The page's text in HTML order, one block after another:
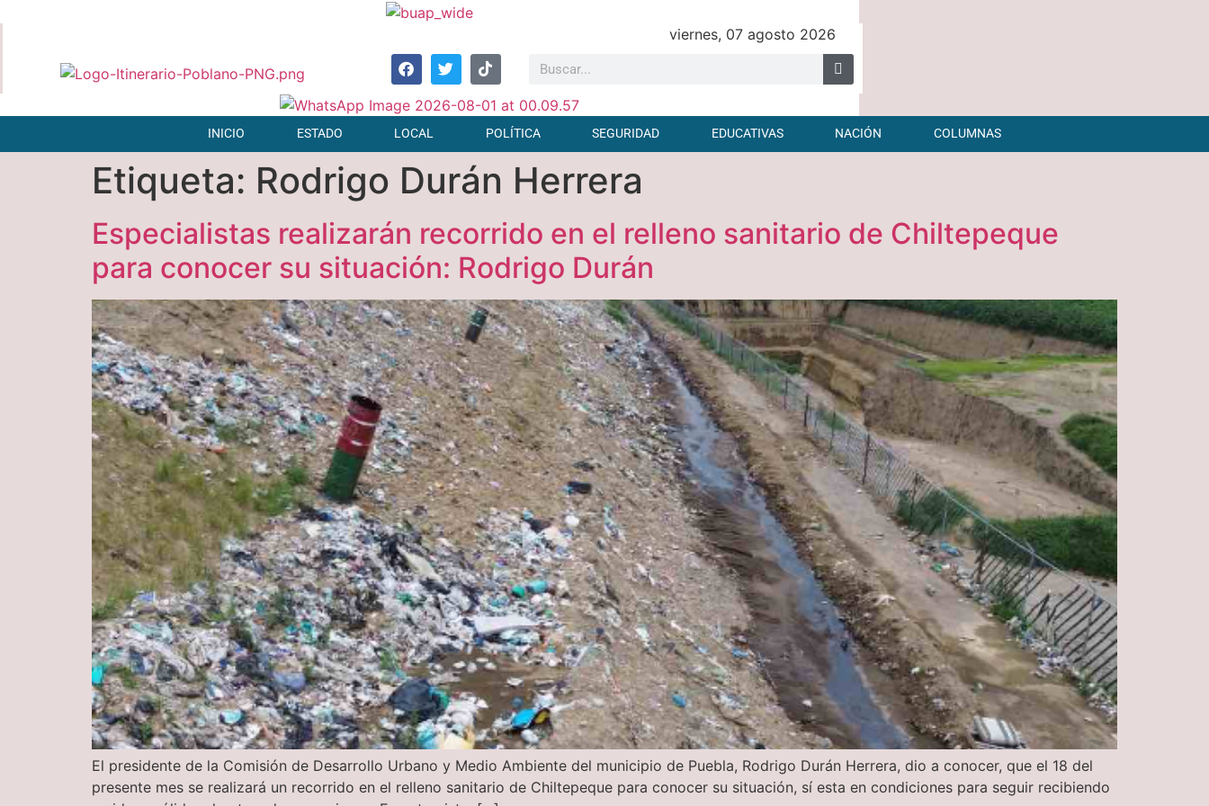
viernes, 07 agosto 2026
INICIO ESTADO LOCAL POLÍTICA SEGURIDAD EDUCATIVAS NACIÓN COLUMNAS
Etiqueta: Rodrigo Durán Herrera
Especialistas realizarán recorrido en el relleno sanitario de Chiltepeque
para conocer su situación: Rodrigo Durán
El presidente de la Comisión de Desarrollo Urbano y Medio Ambiente del municipio de Puebla, Rodrigo Durán Herrera, dio a conocer, que el 18 del
presente mes se realizará un recorrido en el relleno sanitario de Chiltepeque para conocer su situación, sí esta en condiciones para seguir recibiendo